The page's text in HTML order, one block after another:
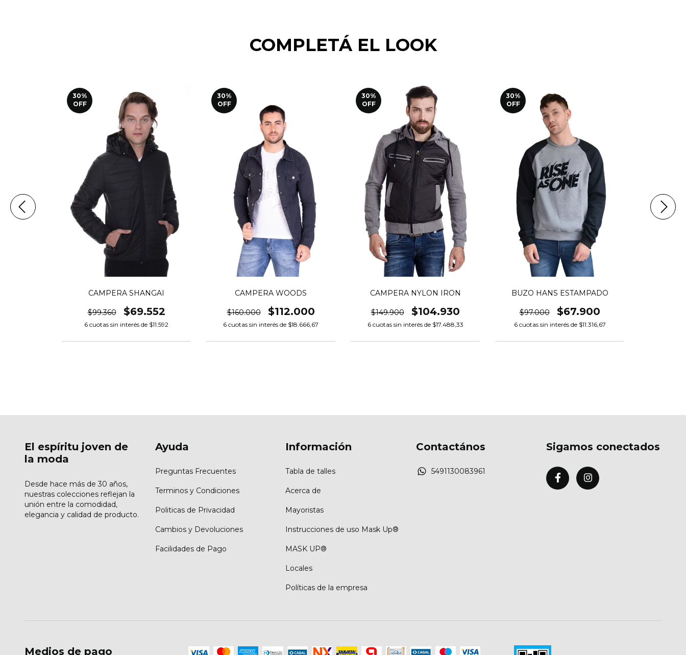
COMPLETÁ EL LOOK
30%
OFF
CAMPERA SHANGAI
$99.360 $69.552
6 cuotas sin interés de $11.592
30%
OFF
CAMPERA WOODS
$160.000 $112.000
6 cuotas sin interés de $18.666,67
30%
OFF
CAMPERA NYLON IRON
$149.900 $104.930
6cuotas sin interés de $17.488,33
30%
OFF
BUZO HANS ESTAMPADO
$97.000 $67.900
6cuotas sin interés de $11.316,67
El espíritu joven de
la moda
Desde hace más de 30 años,
nuestras colecciones reflejan la
unión entre la comodidad,
elegancia y calidad de producto.
Ayuda
Preguntas Frecuentes
Terminos y Condiciones
Politicas de Privacidad
Cambios y Devoluciones
Facilidades de Pago
Información
Tabla de talles
Acerca de
Mayoristas
Instrucciones de uso Mask Up®
MASK UP®
Locales
Políticas de la empresa
Contactános
5491130083961
Sigamos conectados
Medios de pago